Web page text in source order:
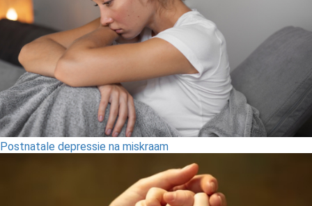
Postnatale depressie na miskraam